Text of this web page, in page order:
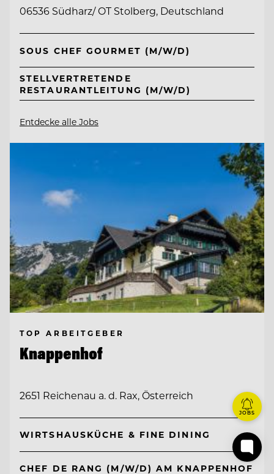
06536 Südharz/ OT Stolberg, Deutschland
SOUS CHEF GOURMET (M/W/D)
STELLVERTRETENDE
RESTAURANTLEITUNG (M/W/D)
Entdecke alle Jobs
TOP ARBEITGEBER
Knappenhof
2651 Reichenau a. d. Rax, Österreich
WIRTSHAUSKÜCHE & FINE DINING
CHEF DE RANG (M/W/D) AM KNAPPENHOF
JOBS